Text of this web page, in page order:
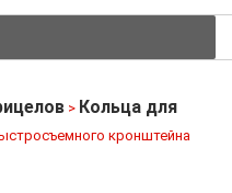
> Кольца для
кронштейна